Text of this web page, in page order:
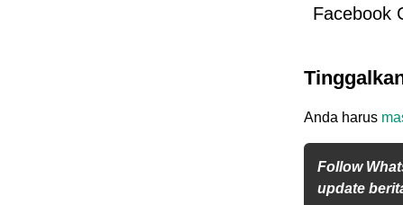
Facebook
Anda harus
Follow
update